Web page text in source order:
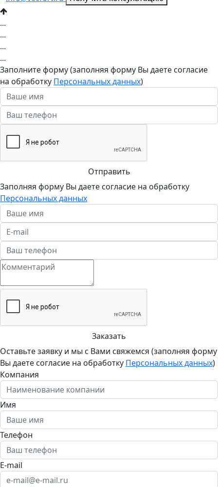
...
...
...
...
Заполните форму (заполняя форму Вы даете согласие
на обработку Персональных данных)
Отправить
Заполняя форму Вы даете согласие на обработку
Персональных данных
Заказать
Оставьте заявку и мы с Вами свяжемся (заполняя форму
Вы даете согласие на обработку Персональных данных)
Компания
Имя
Телефон
E-mail